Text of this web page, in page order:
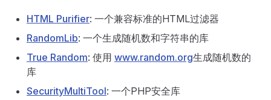
HTML Purifier: 一个兼容标准的HTML过滤器
RandomLib: 一个生成随机数和字符串的库
True Random: 使用 www.random.org生成随机数的
库
SecurityMultiTool: 一个PHP安全库